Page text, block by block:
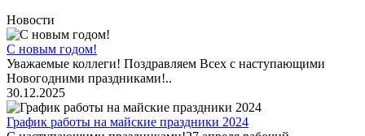
Новости
С новым годом!
Уважаемые коллеги! Поздравляем Всех с наступающими
Новогодними праздниками!..
30.12.2025
График работы на майские праздники 2024